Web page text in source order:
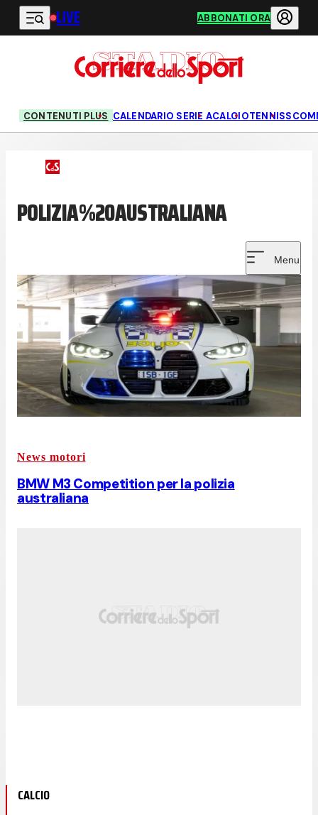
Vai al contenuto principale
LIVE ABBONATI ORA
CONTENUTI PLUS CALENDARIO SERIE ACALCIOTENNIS
POLIZIA%20AUSTRALIANA
Menu
News motori
BMW M3 Competition per la polizia
australiana
CALCIO